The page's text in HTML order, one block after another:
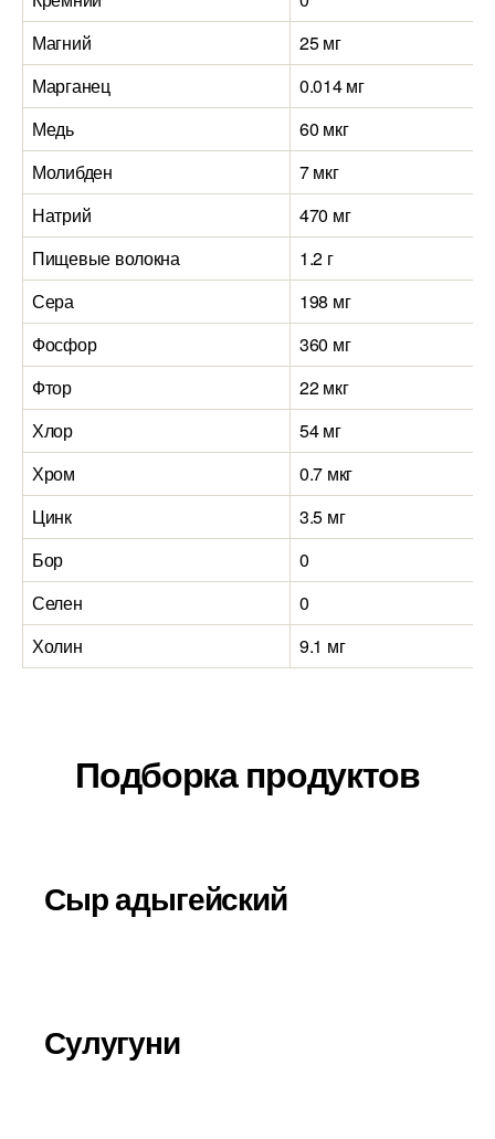
Магний
25 мг
Марганец
0.014 мг
Медь
60 мкг
Молибден
7 мкг
Натрий
470 мг
Пищевые волокна
1.2 г
Сера
198 мг
Фосфор
360 мг
Фтор
22 мкг
Хлор
54 мг
Хром
0.7 мкг
Цинк
3.5 мг
Бор
0
Селен
0
Холин
9.1 мг
Подборка продуктов
Сыр адыгейский
Сулугуни